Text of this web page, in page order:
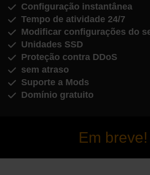
Configuração instantânea
Tempo de atividade 24/7
Modificar configurações do
Unidades SSD
Proteção contra DDoS
sem atraso
Suporte a Mods
Domínio gratuito
Em breve!